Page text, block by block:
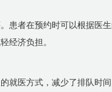
患者在预约时可以根据医
经济负担。
就医方式，减少了排队时